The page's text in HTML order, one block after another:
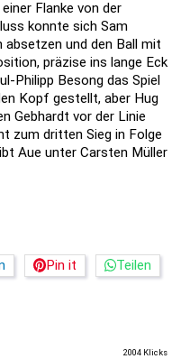
Flanke von der
konnte sich Sam
und den Ball mit
präzise ins lange Eck
Philipp Besong das Spiel
Kopf gestellt, aber Hug
Gebhardt vor der Linie
zum dritten Sieg in Folge
Aue unter Carsten Müller
Pin it
Teilen
2004 Klicks